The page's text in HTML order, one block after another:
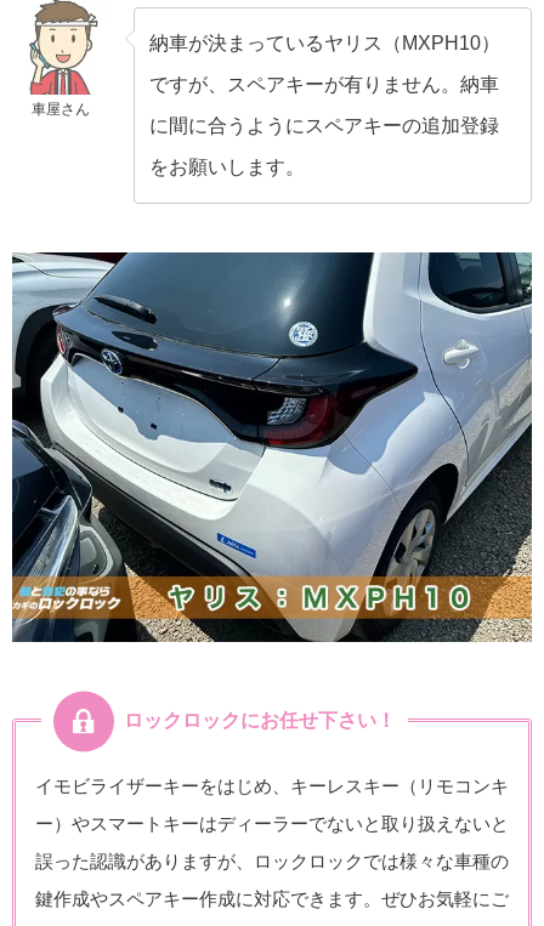
車屋さん
納車が決まっているヤリス（MXPH10）
ですが、スペアキーが有りません。納車
に間に合うようにスペアキーの追加登録
をお願いします。
ロックロックにお任せ下さい！
イモビライザーキーをはじめ、キーレスキー（リモコンキ
ー）やスマートキーはディーラーでないと取り扱えないと
誤った認識がありますが、ロックロックでは様々な車種の
鍵作成やスペアキー作成に対応できます。ぜひお気軽にご